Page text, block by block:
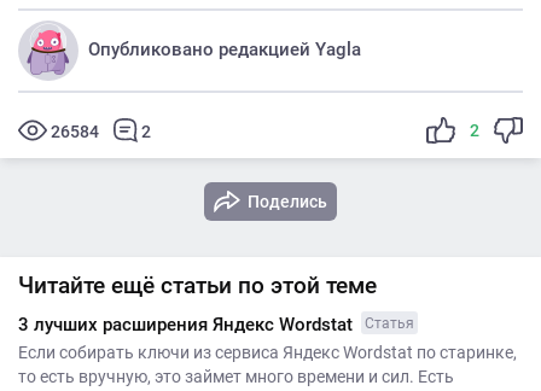
Опубликовано редакцией Yagla
26584 2 2
Поделись
Читайте ещё статьи по этой теме
3 лучших расширения Яндекс Wordstat Статья
Если собирать ключи из сервиса Яндекс Wordstat по старинке,
то есть вручную, это займет много времени и сил. Есть